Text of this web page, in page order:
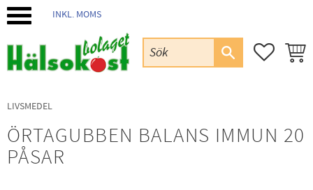
INKL. MOMS
LIVSMEDEL
ÖRTAGUBBEN BALANS IMMUN 20
PÅSAR